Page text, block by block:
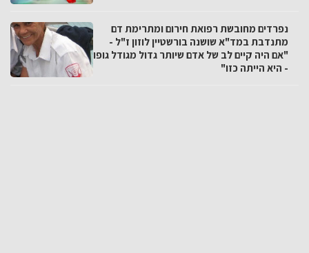
נפרדים מחובשת רפואת חירום ומתרימת דם
מתנדבת במד"א שושנה בורשטיין לוזון ז"ל -
"אם היה קיים לב של אדם שיותר גדול מגודל גופו
- היא הייתה כזו"